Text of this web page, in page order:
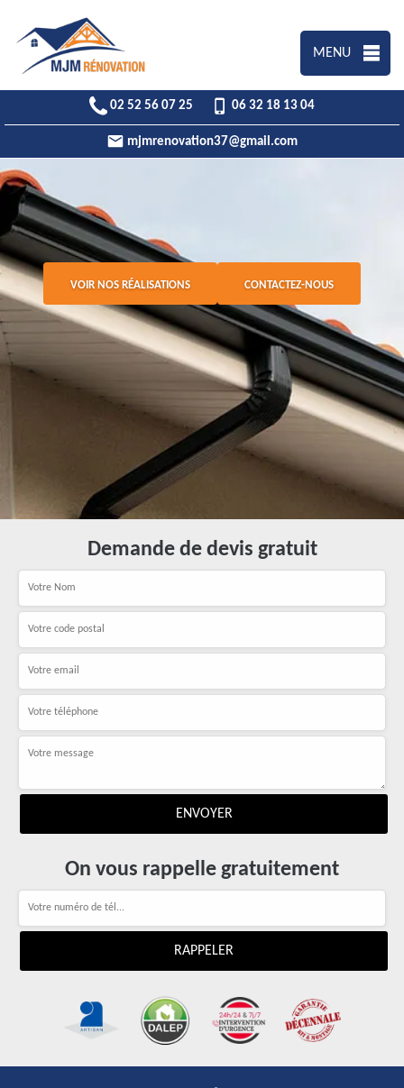
MENU
02 52 56 07 25 06 32 18 13 04
mjmrenovation37@gmail.com
VOIR NOS RÉALISATIONS CONTACTEZ-NOUS
Demande de devis gratuit
On vous rappelle gratuitement